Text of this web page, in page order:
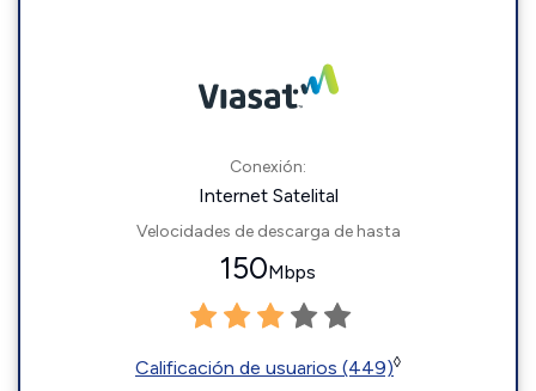
Conexión:
Internet Satelital
Velocidades de descarga de hasta
150Mbps
Calificación de usuarios (449)◊